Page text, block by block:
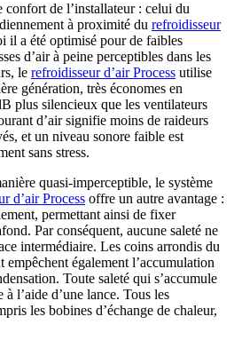
confort de l’installateur : celui du
à proximité du refroidisseur
il a été optimisé pour de faibles
d’air à peine perceptibles dans les
le refroidisseur d’air Process utilise
génération, très économes en
plus silencieux que les ventilateurs
d’air signifie moins de raideurs
et un niveau sonore faible est
sans stress.
quasi-imperceptible, le système
d’air Process offre un autre avantage :
permettant ainsi de fixer
Par conséquent, aucune saleté ne
intermédiaire. Les coins arrondis du
empêchent également l’accumulation
Toute saleté qui s’accumule
l’aide d’une lance. Tous les
les bobines d’échange de chaleur,